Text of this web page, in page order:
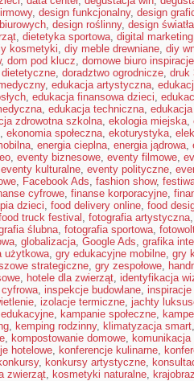
, design funkcjonalny, design
, design roślinny, design światła
, dietetyka sportowa, digital marketing
kosmetyki, diy meble drewniane, diy
, dom pod klucz, domowe biuro inspiracje
, doradztwo ogrodnicze, druk
, edukacja artystyczna,
, edukacja finansowa dzieci,
, edukacja techniczna,
zdrowotna szkolna, ekologia miejska,
, ekonomia społeczna, ekoturystyka,
, energia cieplna, energia jądrowa,
, eventy biznesowe, eventy filmowe,
eventy kulturalne, eventy polityczne,
, Facebook Ads, fashion show,
cyfrowe, finanse korporacyjne,
dzieci, food delivery online, food
truck festival , fotografia artystyczna
ślubna, fotografia sportowa,
, globalizacja, Google Ads, grafika
użytkowa, gry edukacyjne mobilne, gry
strategiczne, gry zespołowe,
, hotele dla zwierząt, identyfikacja
, inspekcje budowlane,
, izolacje termiczne, jachty
, kampanie społeczne,
, kemping rodzinny, klimatyzacja smart
, kompostowanie domowe, komunikacja
hotelowe, konferencje kulinarne,
, konkursy artystyczne,
zwierząt, kosmetyki naturalne,